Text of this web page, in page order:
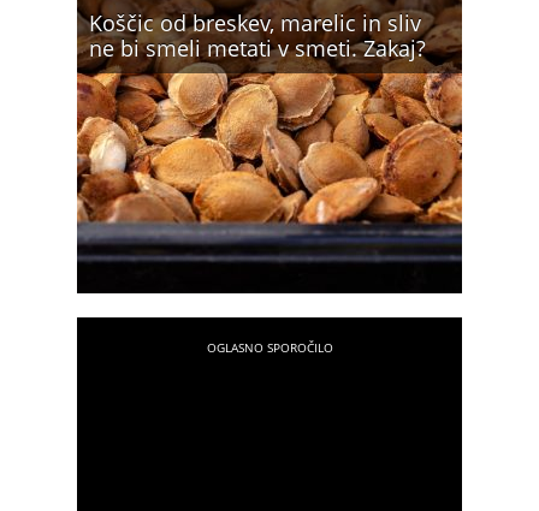
Koščic od breskev, marelic in sliv
ne bi smeli metati v smeti. Zakaj?